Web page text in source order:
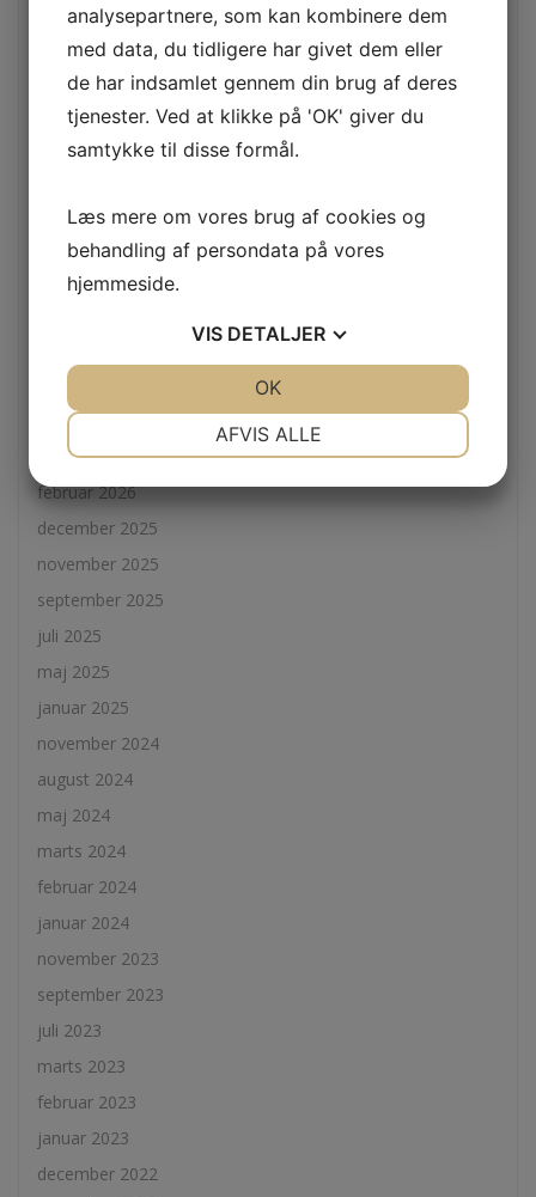
Få fornyet energi og velvære med Thai massage i Herlev
Sådan sikrer du dit tag med effektiv reparation af skotrende
Sådan finder du den bedste tandlæge i Korsør for optimal
tandpleje
Fordele og processer ved montage af betonelementer i
Seneste kommentarer
A WordPress Commenter
Arkiver
juli 2026
april 2026
februar 2026
december 2025
november 2025
september 2025
juli 2025
maj 2025
januar 2025
november 2024
august 2024
maj 2024
marts 2024
februar 2024
januar 2024
november 2023
september 2023
juli 2023
marts 2023
februar 2023
januar 2023
december 2022
analysepartnere, som kan kombinere dem
med data, du tidligere har givet dem eller
de har indsamlet gennem din brug af deres
tjenester. Ved at klikke på 'OK' giver du
samtykke til disse formål.
Læs mere om vores brug af cookies og
behandling af persondata på vores
hjemmeside.
VIS DETALJER
AFVIS ALLE
OK